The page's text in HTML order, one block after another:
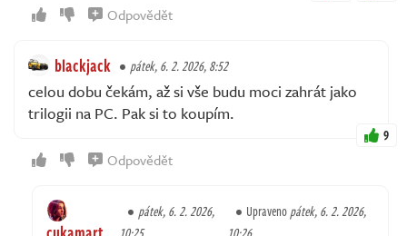
Odpovědět
blackjack pátek, 6. 2. 2026, 8:52
celou dobu čekám, až si vše budu moci zahrát jako
trilogii na PC. Pak si to koupím.
9
Odpovědět
pátek, 6. 2. 2026,
Upravenopátek, 6. 2. 2026,